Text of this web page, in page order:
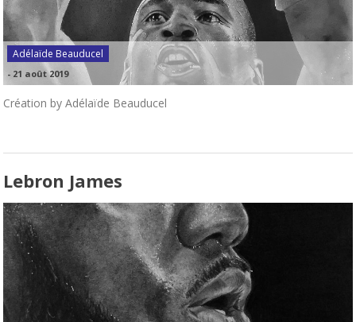
Adélaïde Beauducel
- 21 août 2019
Création by Adélaïde Beauducel
Lebron James